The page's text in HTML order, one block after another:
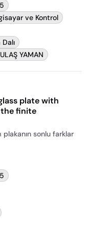
ve Kontrol
YAMAN
plate with
finite
plakanın sonlu farklar